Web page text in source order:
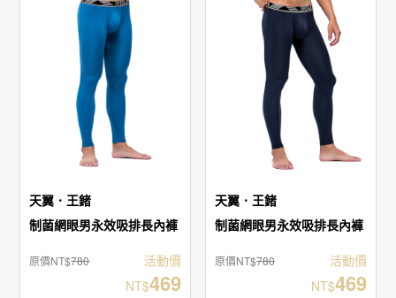
天翼．王鍺
制菌網眼男永效吸排長內褲
原價NT$780
活動價
NT$469
天翼．王鍺
制菌網眼男永效吸排長內褲
原價NT$780
活動價
NT$469